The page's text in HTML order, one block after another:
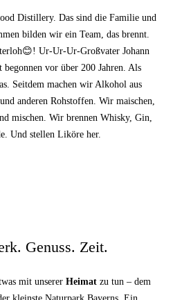
Distillery. Das sind die Familie und
bilden wir ein Team, das brennt.
Ur-Ur-Ur-Großvater Johann
vor über 200 Jahren. Als
Seitdem machen wir Alkohol aus
anderen Rohstoffen. Wir maischen,
mischen. Wir brennen Whisky, Gin,
Und stellen Liköre her.
Genuss. Zeit.
mit unserer Heimat zu tun – dem